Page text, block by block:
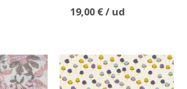
19,00 €/ ud